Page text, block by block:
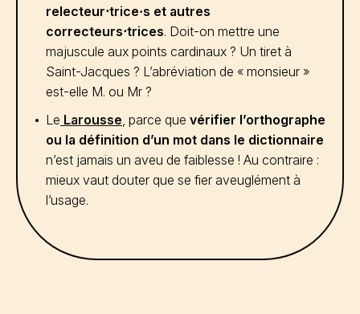
relecteur⋅trice·s et autres
correcteurs⋅trices. Doit-on mettre une
majuscule aux points cardinaux ? Un tiret à
Saint-Jacques ? L’abréviation de « monsieur »
est-elle M. ou Mr ?
Le Larousse , parce que vérifier l’orthographe
ou la définition d’un mot dans le dictionnaire
n’est jamais un aveu de faiblesse ! Au contraire :
mieux vaut douter que se fier aveuglément à
l’usage.